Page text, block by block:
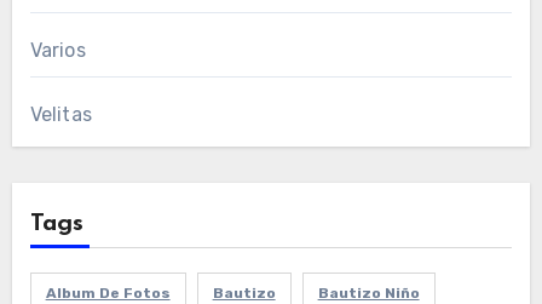
Varios
Velitas
Tags
Album De Fotos Bautizo Bautizo Niño